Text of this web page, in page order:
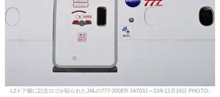
L2ドア横に記念ロゴが貼られたJALの777-200ER JA703J＝23年11月19日 PHOTO: